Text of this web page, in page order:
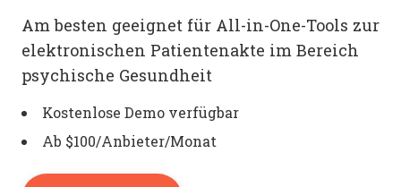
Am besten geeignet für All-in-One-Tools zur
elektronischen Patientenakte im Bereich
psychische Gesundheit
Kostenlose Demo verfügbar
Ab $100/Anbieter/Monat